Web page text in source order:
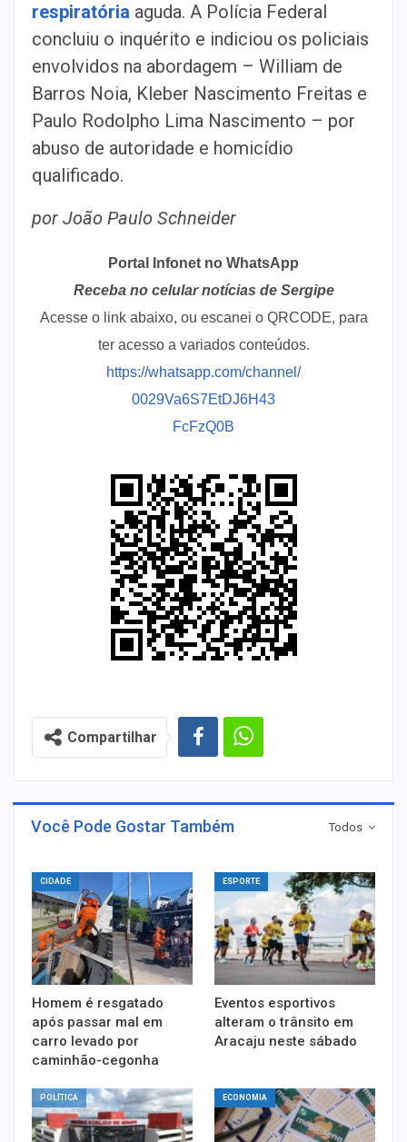
respiratória aguda. A Polícia Federal
concluiu o inquérito e indiciou os policiais
envolvidos na abordagem – William de
Barros Noia, Kleber Nascimento Freitas e
Paulo Rodolpho Lima Nascimento – por
abuso de autoridade e homicídio
qualificado.
por João Paulo Schneider
Portal Infonet no WhatsApp
Receba no celular notícias de Sergipe
Acesse o link abaixo, ou escanei o QRCODE, para
ter acesso a variados conteúdos.
https://whatsapp.com/channel/
0029Va6S7EtDJ6H43
FcFzQ0B
Compartilhar
Todos
Você Pode Gostar Também
CIDADE
Homem é resgatado
após passar mal em
carro levado por
caminhão-cegonha
ESPORTE
Eventos esportivos
alteram o trânsito em
Aracaju neste sábado
POLÍTICA ECONOMIA